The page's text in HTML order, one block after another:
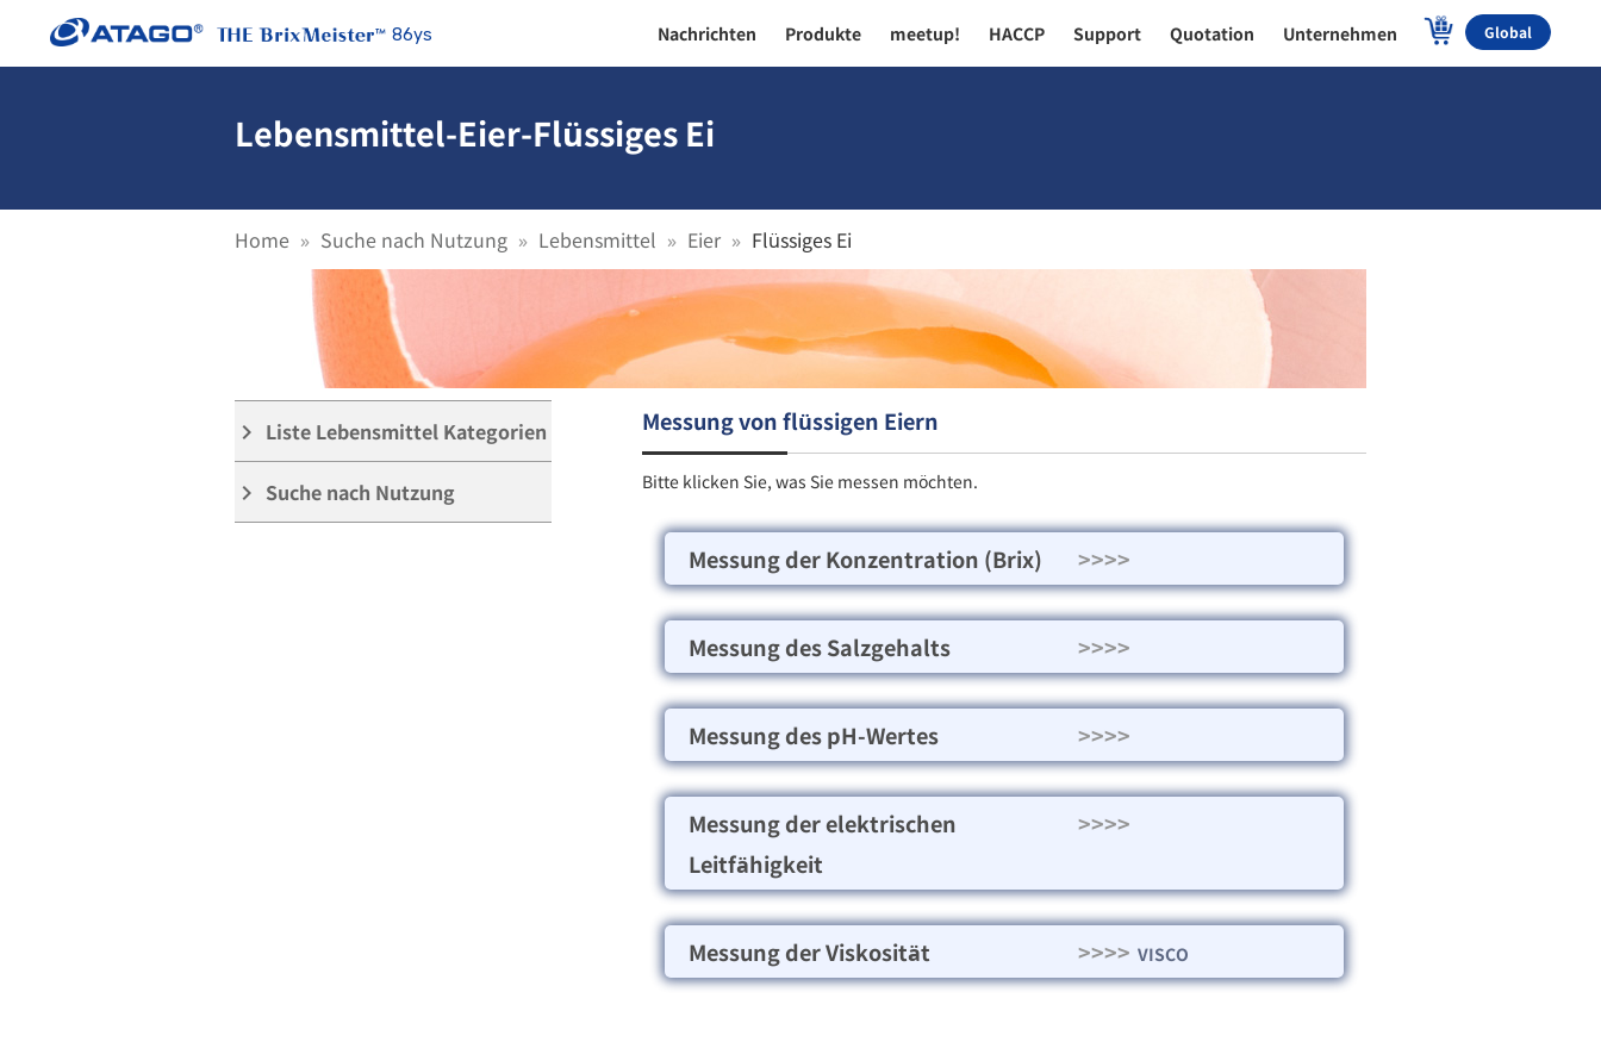
86ys Nachrichten Produkte meetup! HACCP Support Quotation Unternehmen Global
Lebensmittel-Eier-Flüssiges Ei
Home Suche nach Nutzung Lebensmittel Eier Flüssiges Ei
keyboard_arrow_right Liste Lebensmittel Kategorien
keyboard_arrow_right Suche nach Nutzung
Messung von flüssigen Eiern
Bitte klicken Sie, was Sie messen möchten.
Messung der Konzentration (Brix) >>>>
Messung des Salzgehalts >>>>
Messung des pH-Wertes >>>>
Messung der elektrischen
Leitfähigkeit
>>>>
Messung der Viskosität >>>> VISCO